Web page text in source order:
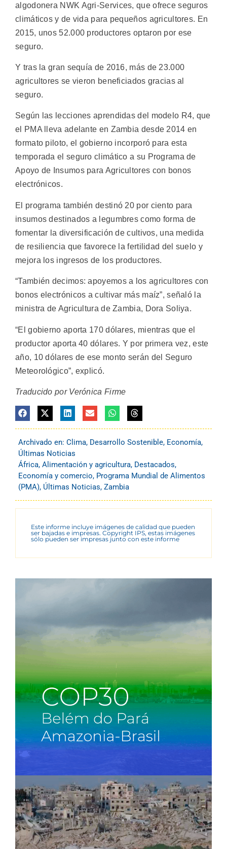
algodonera NWK Agri-Services, que ofrece seguros
climáticos y de vida para pequeños agricultores. En
2015, unos 52.000 productores optaron por ese
seguro.
Y tras la gran sequía de 2016, más de 23.000
agricultores se vieron beneficiados gracias al
seguro.
Según las lecciones aprendidas del modelo R4, que
el PMA lleva adelante en Zambia desde 2014 en
formato piloto, el gobierno incorporó para esta
temporada el seguro climático a su Programa de
Apoyo de Insumos para Agricultores con bonos
electrónicos.
El programa también destinó 20 por ciento para
insumos destinados a legumbres como forma de
fomentar la diversificación de cultivos, una medida
de resiliencia que favorece la fertilidad del suelo y
mejora los ingresos de los productores.
“También decimos: apoyemos a los agricultores con
bonos electrónicos a cultivar más maíz”, señaló la
ministra de Agricultura de Zambia, Dora Soliya.
“El gobierno aporta 170 dólares, mientras que el
productor aporta 40 dólares. Y por primera vez, este
año, 10 dólares de ese monto serán del Seguro
Meteorológico”, explicó.
Traducido por Verónica Firme
Archivado en: Clima, Desarrollo Sostenible, Economía,
Últimas Noticias
África, Alimentación y agricultura, Destacados,
Economía y comercio, Programa Mundial de Alimentos
(PMA), Últimas Noticias, Zambia
Este informe incluye imágenes de calidad que pueden
ser bajadas e impresas. Copyright IPS, estas imágenes
sólo pueden ser impresas junto con este informe